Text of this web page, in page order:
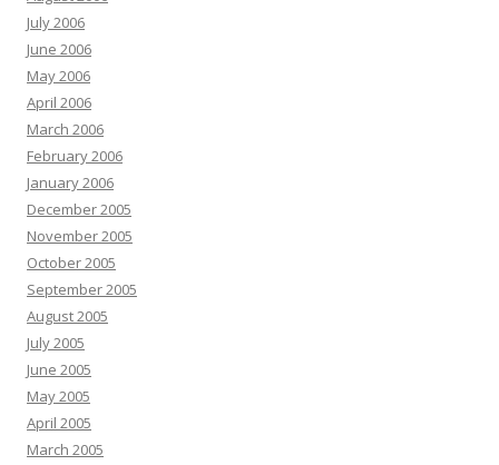
July 2006
June 2006
May 2006
April 2006
March 2006
February 2006
January 2006
December 2005
November 2005
October 2005
September 2005
August 2005
July 2005
June 2005
May 2005
April 2005
March 2005